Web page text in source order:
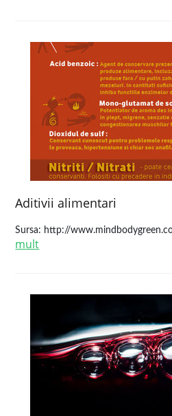
Aditivii alimentari
Sursa: http://
mult